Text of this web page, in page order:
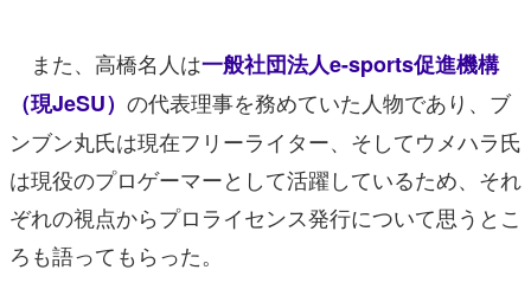
また、高橋名人は一般社団法人e-sports促進機構
（現JeSU） の代表理事を務めていた人物であり、ブ
ンブン丸氏は現在フリーライター、そしてウメハラ氏
は現役のプロゲーマーとして活躍しているため、それ
ぞれの視点からプロライセンス発行について思うとこ
ろも語ってもらった。